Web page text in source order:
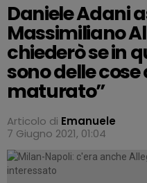
Daniele Adani
Massimiliano
chiederò se in
sono delle cose
maturato”
Articolo di Emanuele
7 Giugno 2021, 01:04